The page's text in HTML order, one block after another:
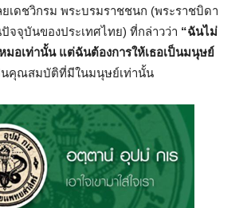
เดชวิกรม พระบรมราชชนก (พระราชบิดา
จจุบันของประเทศไทย) ที่กล่าวว่า “ฉันไม่
มอเท่านั้น แต่ฉันต้องการให้เธอเป็นมนุษย์
นคุณสมบัติที่มีในมนุษย์เท่านั้น